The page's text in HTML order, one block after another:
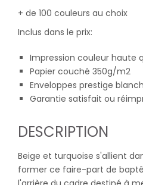
+ de 100 couleurs au choix
Inclus dans le prix:
Impression couleur haute
Papier couché 350g/m2
Enveloppes prestige
Garantie satisfait ou
DESCRIPTION
Beige et turquoise s'allient
former ce faire-part de